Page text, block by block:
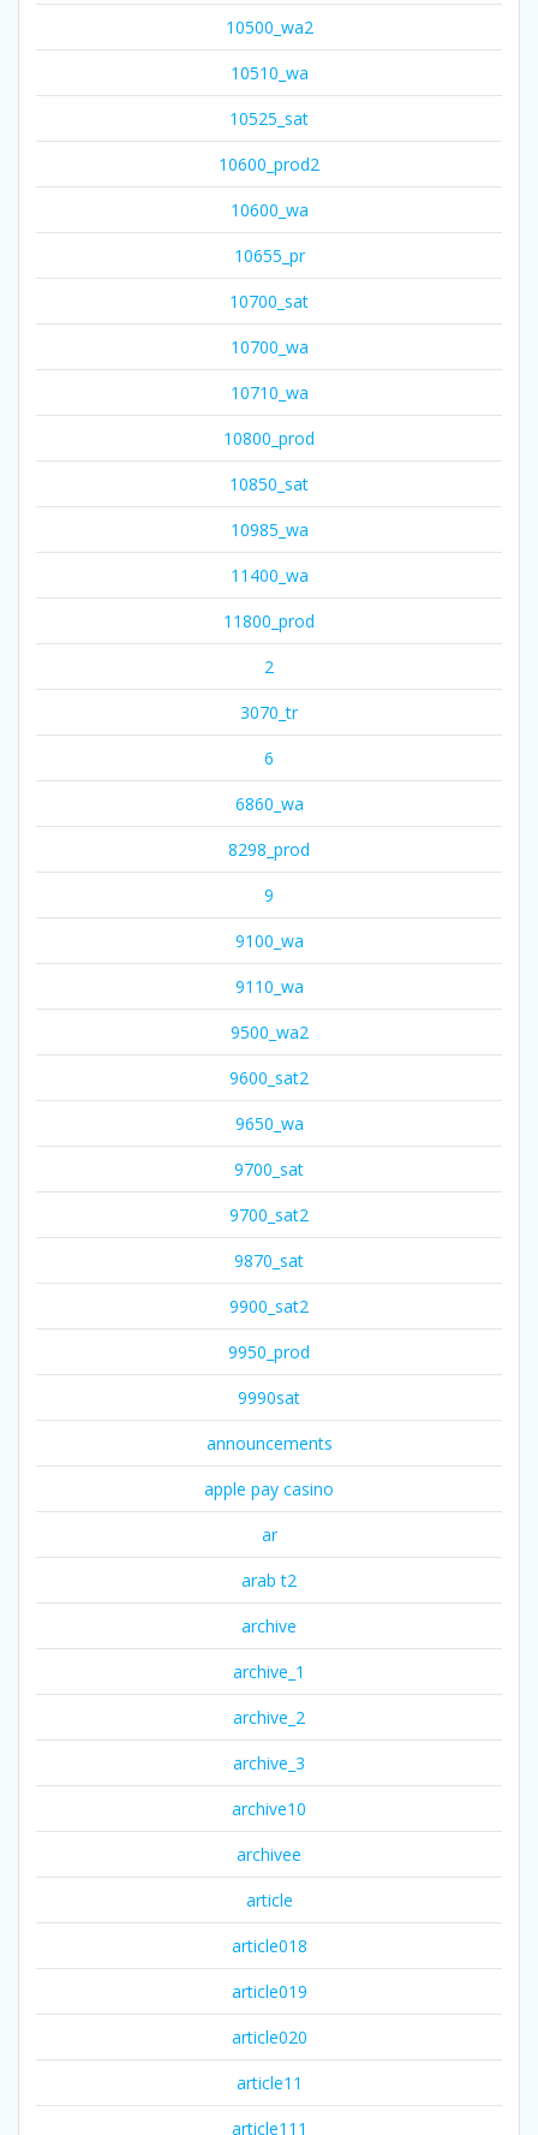
10500_wa2
10510_wa
10525_sat
10600_prod2
10600_wa
10655_pr
10700_sat
10700_wa
10710_wa
10800_prod
10850_sat
10985_wa
11400_wa
11800_prod
2
3070_tr
6
6860_wa
8298_prod
9
9100_wa
9110_wa
9500_wa2
9600_sat2
9650_wa
9700_sat
9700_sat2
9870_sat
9900_sat2
9950_prod
9990sat
announcements
apple pay casino
ar
arab t2
archive
archive_1
archive_2
archive_3
archive10
archivee
article
article018
article019
article020
article11
article111